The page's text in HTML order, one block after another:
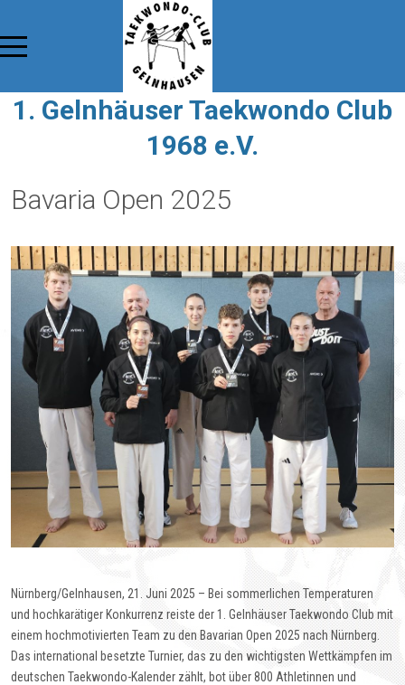
1. Gelnhäuser Taekwondo Club
1968 e.V.
Bavaria Open 2025
Nürnberg/Gelnhausen, 21. Juni 2025 – Bei sommerlichen Temperaturen
und hochkarätiger Konkurrenz reiste der 1. Gelnhäuser Taekwondo Club mit
einem hochmotivierten Team zu den Bavarian Open 2025 nach Nürnberg.
Das international besetzte Turnier, das zu den wichtigsten Wettkämpfen im
deutschen Taekwondo-Kalender zählt, bot über 800 Athletinnen und